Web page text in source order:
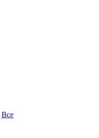
Все